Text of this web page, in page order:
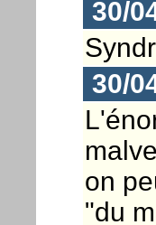
30/
30/
on
"du